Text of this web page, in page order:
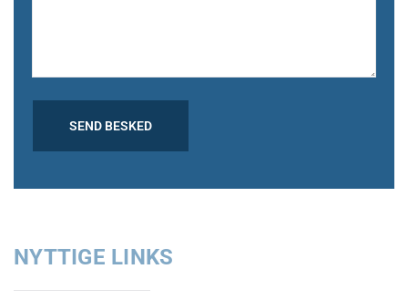
NYTTIGE LINKS